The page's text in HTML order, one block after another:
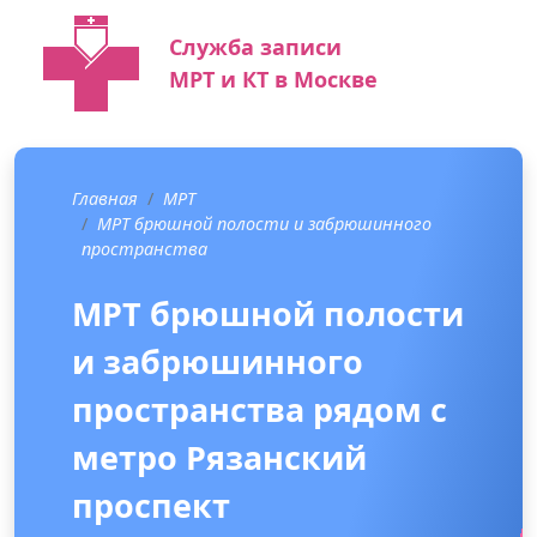
Служба записи
МРТ и КТ в Москве
Главная
МРТ
МРТ брюшной полости и забрюшинного
пространства
МРТ брюшной полости
и забрюшинного
пространства рядом с
метро Рязанский
проспект